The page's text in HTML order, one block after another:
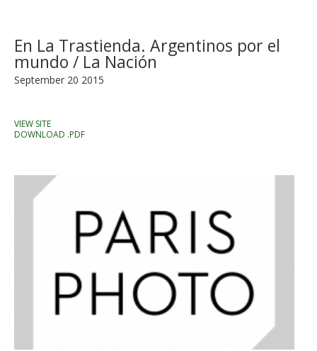
En La Trastienda. Argentinos por el
mundo / La Nación
September 20 2015
VIEW SITE
DOWNLOAD .PDF